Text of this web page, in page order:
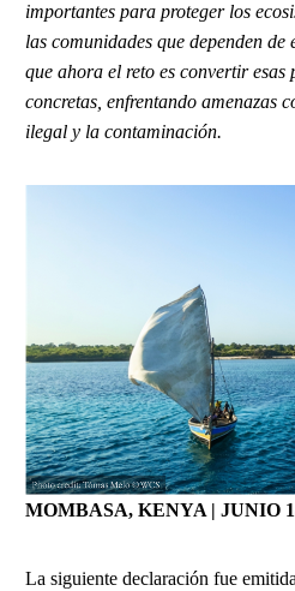
importantes para proteger los
las comunidades que dependen
que ahora el reto es convertir esas
concretas, enfrentando amenazas
ilegal y la contaminación.
MOMBASA, KENYA | JUNIO
La siguiente declaración fue